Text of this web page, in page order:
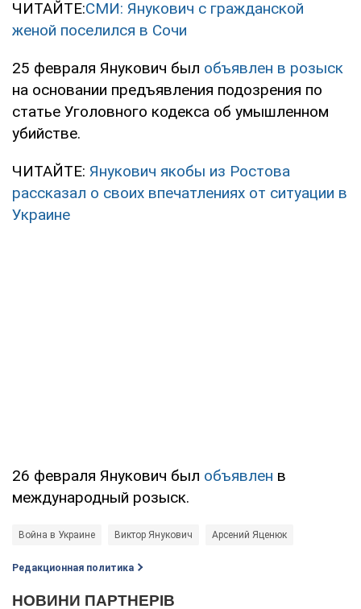
ЧИТАЙТЕ:СМИ: Янукович с гражданской
женой поселился в Сочи
25 февраля Янукович был объявлен в розыск
на основании предъявления подозрения по
статье Уголовного кодекса об умышленном
убийстве.
ЧИТАЙТЕ: Янукович якобы из Ростова
рассказал о своих впечатлениях от ситуации в
Украине
26 февраля Янукович был объявлен в
международный розыск.
Война в Украине Виктор Янукович Арсений Яценюк
Редакционная политика